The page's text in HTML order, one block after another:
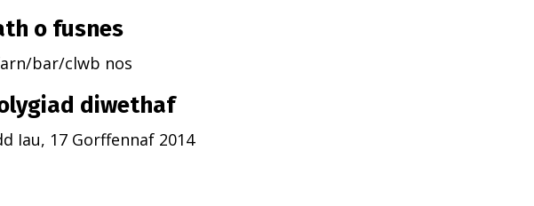
o fusnes
bar/clwb nos
diwethaf
Iau, 17 Gorffennaf 2014